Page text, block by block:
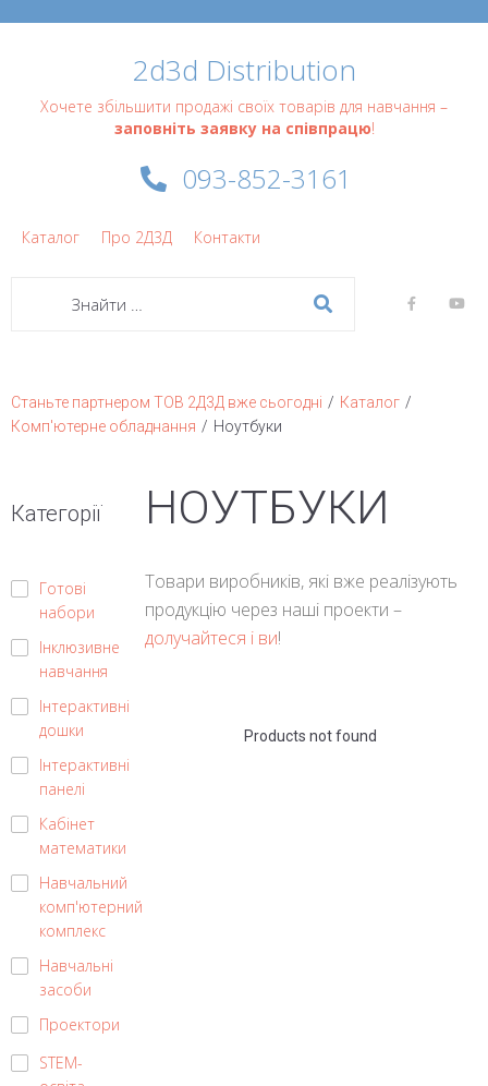
2d3d Distribution
Хочете збільшити продажі своїх товарів для навчання –
заповніть заявку на співпрацю!
093-852-3161
Каталог Про 2Д3Д Контакти
Станьте партнером ТОВ 2Д3Д вже сьогодні / Каталог /
Комп'ютерне обладнання / Ноутбуки
Категорії
Готові
набори
Інклюзивне
навчання
Інтерактивні
дошки
Інтерактивні
панелі
Кабінет
математики
Навчальний
комп'ютерний
комплекс
Навчальні
засоби
Проектори
STEM-
НОУТБУКИ
Товари виробників, які вже реалізують
продукцію через наші проекти –
долучайтеся і ви!
Products not found